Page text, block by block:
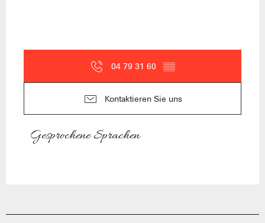
04 79 31 60 ▒▒
Kontaktieren Sie uns
Gesprochene Sprachen
Gesprochene Sprachen